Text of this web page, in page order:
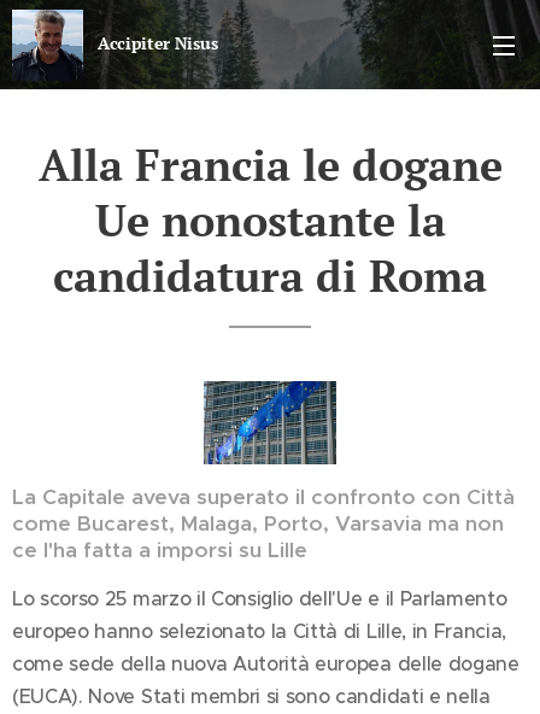
Accipiter Nisus
Il blog di Nicola Sparvieri
Alla Francia le dogane
Ue nonostante la
candidatura di Roma
La Capitale aveva superato il confronto con Città
come Bucarest, Malaga, Porto, Varsavia ma non
ce l'ha fatta a imporsi su Lille
Lo scorso 25 marzo il Consiglio dell'Ue e il Parlamento
europeo hanno selezionato la Città di Lille, in Francia,
come sede della nuova Autorità europea delle dogane
(EUCA). Nove Stati membri si sono candidati e nella